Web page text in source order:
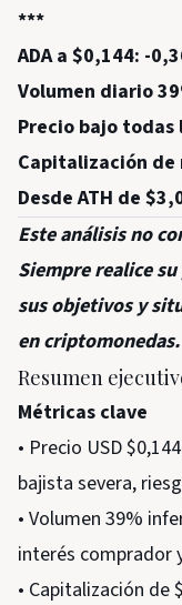
***
ADA a $0,144: -
Volumen diario
Precio bajo
Capitalización
Desde ATH de
Este análisis no
Siempre realice
sus objetivos y
en criptomonedas.
Resumen
Métricas clave
• Precio USD
bajista severa,
• Volumen 39%
interés comprador
• Capitalización de